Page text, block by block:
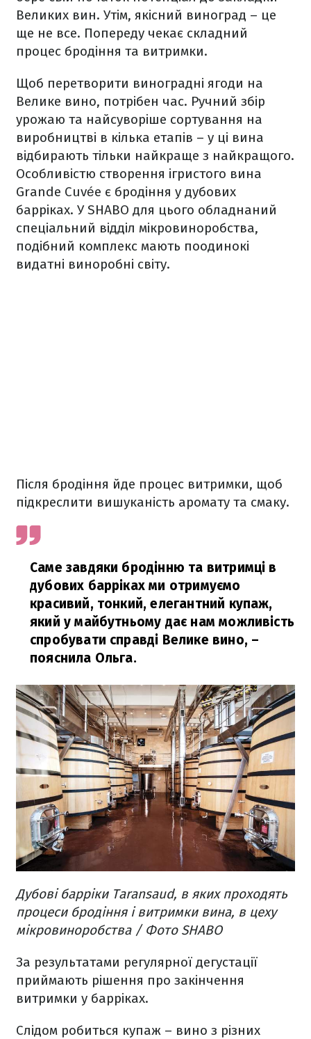
Великих вин. Утім, якісний виноград – це
ще не все. Попереду чекає складний
процес бродіння та витримки.
Щоб перетворити виноградні ягоди на
Велике вино, потрібен час. Ручний збір
урожаю та найсуворіше сортування на
виробництві в кілька етапів – у ці вина
відбирають тільки найкраще з найкращого.
Особливістю створення ігристого вина
Grande Cuvée є бродіння у дубових
барріках. У SHABO для цього обладнаний
спеціальний відділ мікровиноробства,
подібний комплекс мають поодинокі
видатні виноробні світу.
Після бродіння йде процес витримки, щоб
підкреслити вишуканість аромату та смаку.
Саме завдяки бродінню та витримці в
дубових барріках ми отримуємо
красивий, тонкий, елегантний купаж,
який у майбутньому дає нам можливість
спробувати справді Велике вино, –
пояснила Ольга.
Дубові барріки Taransaud, в яких проходять
процеси бродіння і витримки вина, в цеху
мікровиноробства / Фото SHABO
За результатами регулярної дегустації
приймають рішення про закінчення
витримки у барріках.
Слідом робиться купаж – вино з різних